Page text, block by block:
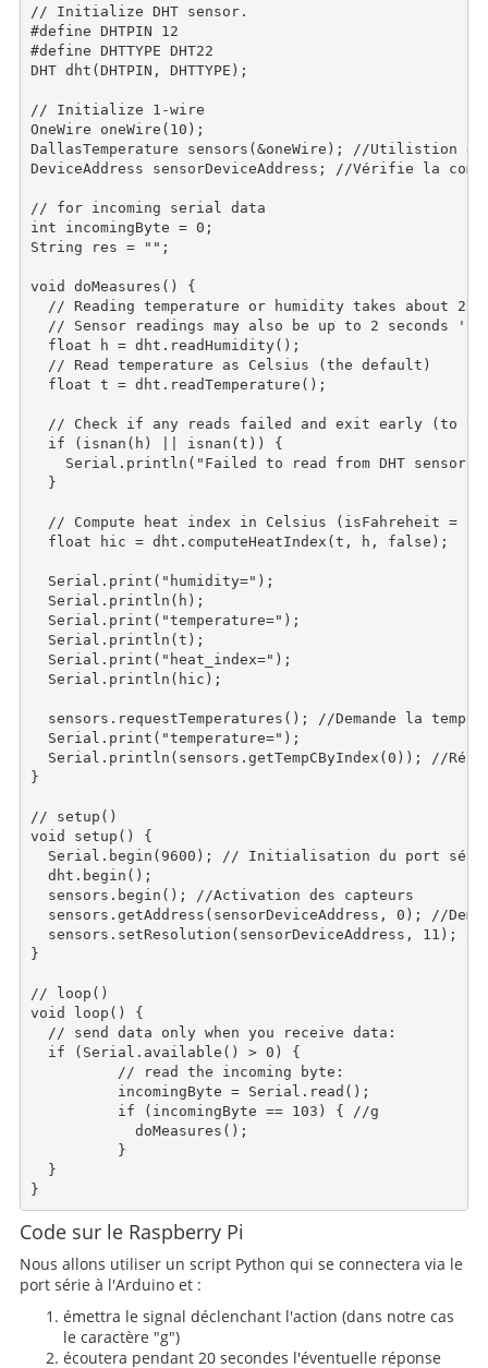
// Initialize DHT sensor.
#define DHTPIN 12
#define DHTTYPE DHT22
DHT dht(DHTPIN, DHTTYPE);
// Initialize 1-wire
OneWire oneWire(10);
DallasTemperature sensors(&oneWire); //Utilistion
DeviceAddress sensorDeviceAddress; //Vérifie la
// for incoming serial data
int incomingByte = 0;
String res = "";
void doMeasures() {
// Reading temperature or humidity takes about
// Sensor readings may also be up to 2 seconds
  float h = dht.readHumidity();
  // Read temperature as Celsius (the default)
  float t = dht.readTemperature();
// Check if any reads failed and exit early (to
  if (isnan(h) || isnan(t)) {
Serial.println("Failed to read from DHT
  }
// Compute heat index in Celsius (isFahreheit =
  float hic = dht.computeHeatIndex(t, h, false);
  Serial.print("humidity=");
  Serial.println(h);
  Serial.print("temperature=");
  Serial.println(t);
  Serial.print("heat_index=");
  Serial.println(hic);
sensors.requestTemperatures(); //Demande la
  Serial.print("temperature=");
Serial.println(sensors.getTempCByIndex(0)); //
}
// setup()
void setup() {
Serial.begin(9600); // Initialisation du port
  dht.begin();
  sensors.begin(); //Activation des capteurs
sensors.getAddress(sensorDeviceAddress, 0); //
sensors.setResolution(sensorDeviceAddress, 11);
}
// loop()
void loop() {
  // send data only when you receive data:
  if (Serial.available() > 0) {
          // read the incoming byte:
          incomingByte = Serial.read();
          if (incomingByte == 103) { //g
            doMeasures();
          }
  }
Code sur le Raspberry Pi
Nous allons utiliser un script Python qui se connectera via le
port série à l'Arduino et :
émettra le signal déclenchant l'action (dans notre cas
le caractère "g")
écoutera pendant 20 secondes l'éventuelle réponse